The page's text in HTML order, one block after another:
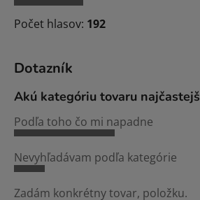
Počet hlasov: 192
Dotazník
Akú kategóriu tovaru
Podľa toho čo mi napadne
Nevyhľadávam podľa kategórie
Zadám konkrétny tovar, položku.